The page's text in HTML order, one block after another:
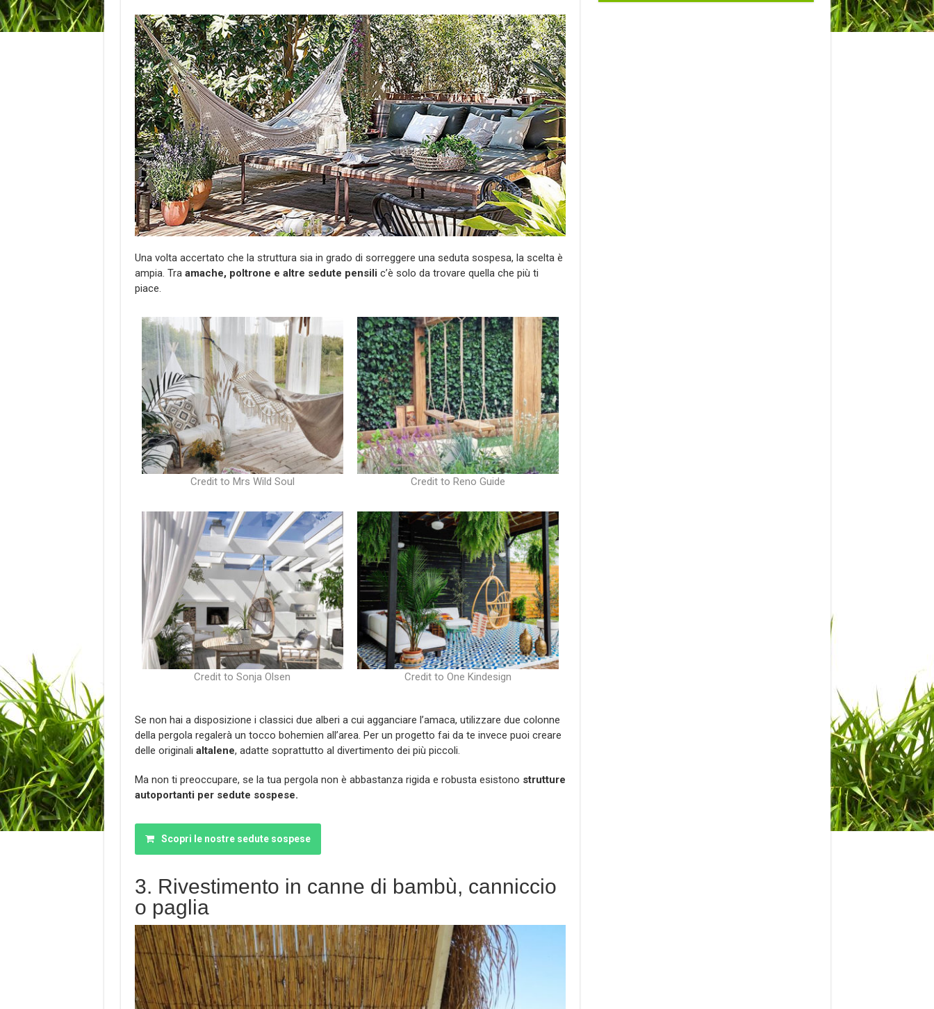
Una volta accertato che la struttura sia in grado di sorreggere una seduta sospesa, la scelta è
ampia. Tra amache, poltrone e altre sedute pensili c’è solo da trovare quella che più ti
piace.
Credit to Mrs Wild Soul Credit to Reno Guide
Credit to Sonja Olsen Credit to One Kindesign
Se non hai a disposizione i classici due alberi a cui agganciare l’amaca, utilizzare due colonne
della pergola regalerà un tocco bohemien all’area. Per un progetto fai da te invece puoi creare
delle originali altalene, adatte soprattutto al divertimento dei più piccoli.
Ma non ti preoccupare, se la tua pergola non è abbastanza rigida e robusta esistono strutture
autoportanti per sedute sospese.
Scopri le nostre sedute sospese
3. Rivestimento in canne di bambù, canniccio
o paglia